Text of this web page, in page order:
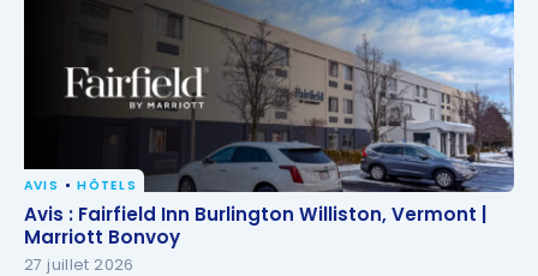
Avis : Fairfield Inn Burlington Williston, Vermont |
Marriott Bonvoy
AVIS HÔTELS
Avis : Fairfield Inn Burlington Williston, Vermont |
Marriott Bonvoy
27 juillet 2026